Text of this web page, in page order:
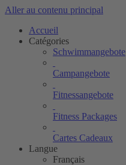
Aller au contenu principal
Accueil
Catégories
Schwimmangebote
Campangebote
Fitnessangebote
Fitness Packages
Cartes Cadeaux
Langue
Français